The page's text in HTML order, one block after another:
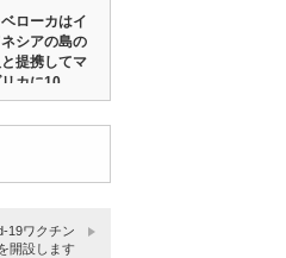
ベローカはイ
シアの島の
提携してマ
カに10,…
19ワクチン
開設します